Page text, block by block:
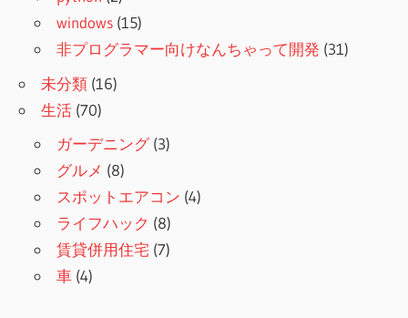
windows (15)
非プログラマー向けなんちゃって開発 (31)
未分類 (16)
生活 (70)
ガーデニング(3)
グルメ (8)
スポットエアコン (4)
ライフハック (8)
賃貸併用住宅 (7)
車 (4)